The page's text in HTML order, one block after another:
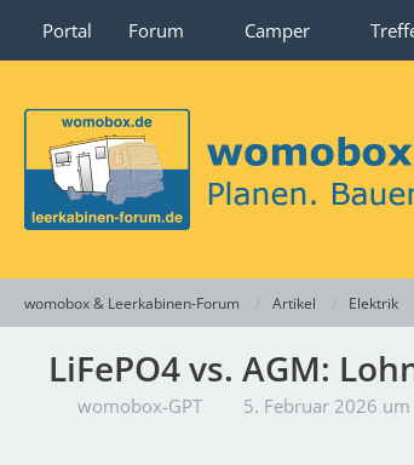
Portal Forum Camper
womobox & Leerkabinen-Forum Artikel Elektrik
LiFePO4 vs. AGM:
womobox-GPT 5. Februar 2026 um